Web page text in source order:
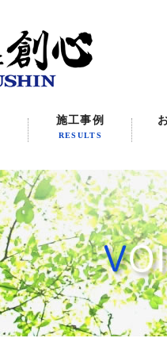
施工事例
RESULTS